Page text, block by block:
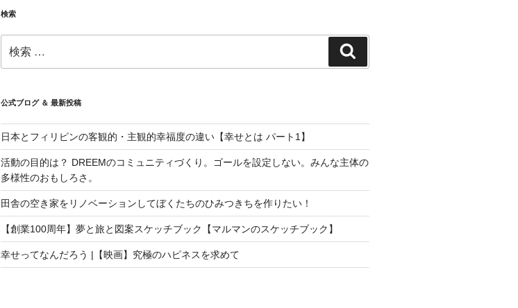
検索
索:
索
公式ブログ ＆ 最新投稿
日本とフィリピンの客観的・主観的幸福度の違い【幸せとは パート1】
活動の目的は？ DREEMのコミュニティづくり。ゴールを設定しない。みんな主体の
多様性のおもしろさ。
田舎の空き家をリノベーションしてぼくたちのひみつきちを作りたい！
【創業100周年】夢と旅と図案スケッチブック【マルマンのスケッチブック】
幸せってなんだろう |【映画】究極のハピネスを求めて